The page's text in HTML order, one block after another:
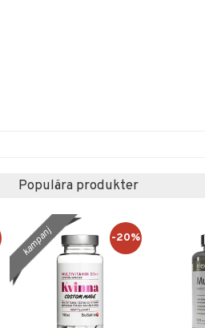
Populära produkter
kampanj -20%